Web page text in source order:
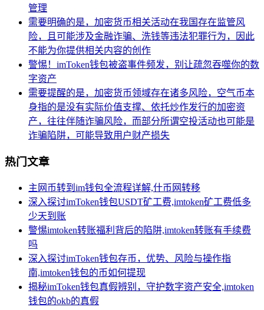
管理
需要明确的是，加密货币相关活动在我国存在监管风
险，且可能涉及金融诈骗、洗钱等违法犯罪行为，因此
不能为你提供相关内容的创作
警惕！imToken钱包被盗事件频发，别让疏忽吞噬你的数
字资产
需要提醒的是，加密货币领域存在诸多风险，空气币本
身指的是没有实际价值支撑、依托炒作发行的加密资
产，往往伴随诈骗风险，而部分所谓空投活动也可能是
诈骗陷阱，可能导致用户财产损失
热门文章
主网币转到im钱包全流程详解,什币网转移
深入探讨imToken钱包USDT矿工费,imtoken矿工费低多
少天到账
警惕imtoken转账福利背后的陷阱,imtoken转账有手续费
吗
深入探讨imToken钱包存币，优势、风险与操作指
南,imtoken钱包的币如何提现
揭秘imToken钱包真假辨别，守护数字资产安全,imtoken
钱包的okb的真假